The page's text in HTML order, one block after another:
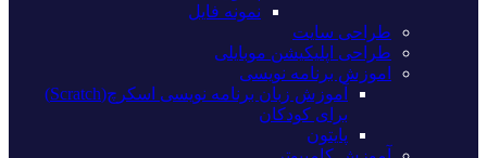
نمونه فایل
طراحی سایت
طراحی اپلیکیشن موبایلی
اموزش برنامه نویسی
آموزش زبان برنامه نویسی اسکرچ(Scratch)
برای کودکان
پایتون